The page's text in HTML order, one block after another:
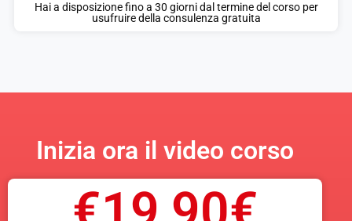
Hai a disposizione fino a 30 giorni dal termine del corso per
usufruire della consulenza gratuita
Inizia ora il video corso